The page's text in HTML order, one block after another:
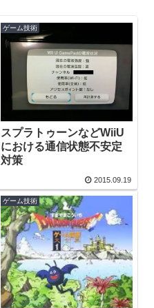
ゲーム技術
スプラトゥーンなどWiiU
における通信状態不安定
対策
2015.09.19
ゲーム技術